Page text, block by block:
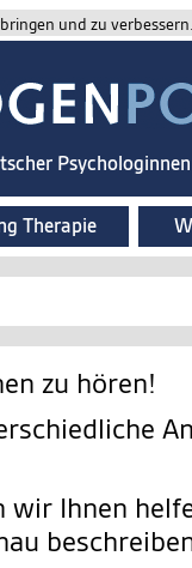
und zu
Therapie
zu hören!
wir Ihnen